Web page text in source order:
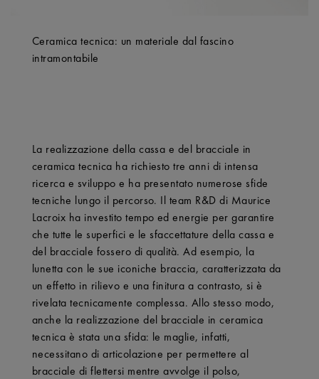
Ceramica tecnica: un materiale dal fascino
intramontabile
La realizzazione della cassa e del bracciale in
ceramica tecnica ha richiesto tre anni di intensa
ricerca e sviluppo e ha presentato numerose sfide
tecniche lungo il percorso. Il team R&D di Maurice
Lacroix ha investito tempo ed energie per garantire
che tutte le superfici e le sfaccettature della cassa e
del bracciale fossero di qualità. Ad esempio, la
lunetta con le sue iconiche braccia, caratterizzata da
un effetto in rilievo e una finitura a contrasto, si è
rivelata tecnicamente complessa. Allo stesso modo,
anche la realizzazione del bracciale in ceramica
tecnica è stata una sfida: le maglie, infatti,
necessitano di articolazione per permettere al
bracciale di flettersi mentre avvolge il polso,